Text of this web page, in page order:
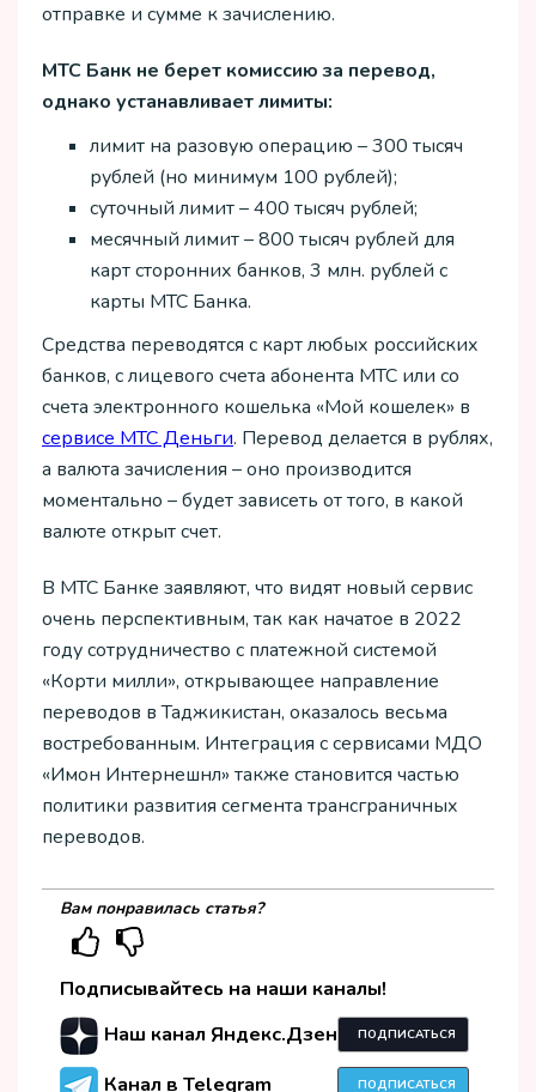
отправке и сумме к зачислению.
МТС Банк не берет комиссию за перевод,
однако устанавливает лимиты:
лимит на разовую операцию – 300 тысяч
рублей (но минимум 100 рублей);
суточный лимит – 400 тысяч рублей;
месячный лимит – 800 тысяч рублей для
карт сторонних банков, 3 млн. рублей с
карты МТС Банка.
Средства переводятся с карт любых российских
банков, с лицевого счета абонента МТС или со
счета электронного кошелька «Мой кошелек» в
сервисе МТС Деньги. Перевод делается в рублях,
а валюта зачисления – оно производится
моментально – будет зависеть от того, в какой
валюте открыт счет.
В МТС Банке заявляют, что видят новый сервис
очень перспективным, так как начатое в 2022
году сотрудничество с платежной системой
«Корти милли», открывающее направление
переводов в Таджикистан, оказалось весьма
востребованным. Интеграция с сервисами МДО
«Имон Интернешнл» также становится частью
политики развития сегмента трансграничных
переводов.
Вам понравилась статья?
Подписывайтесь на наши каналы!
Наш канал Яндекс.Дзен
ПОДПИСАТЬСЯ
Канал в Telegram ПОДПИСАТЬСЯ